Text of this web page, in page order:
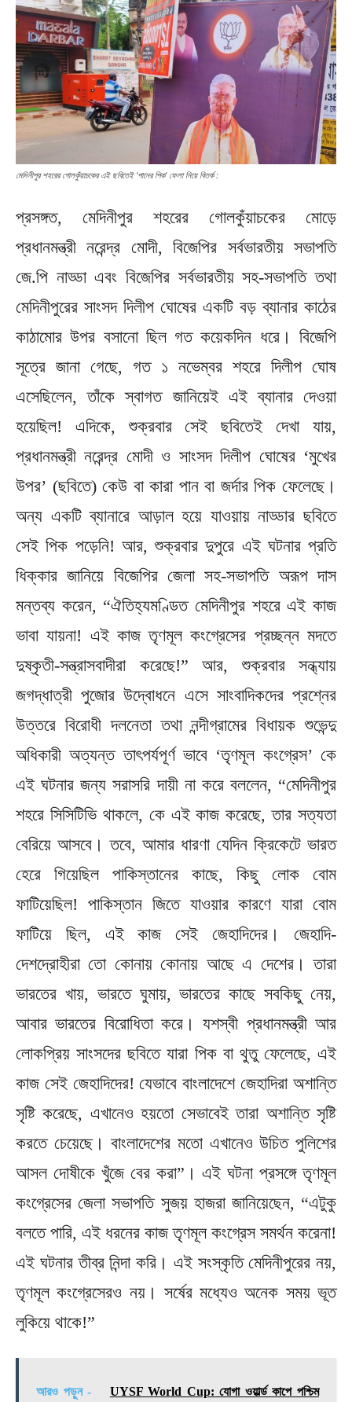
মেদিনীপুর শহরের গোলকুঁয়াচকের এই ছবিতেই ‘পানের পিক’ ফেলা নিয়ে বিতর্ক :
প্রসঙ্গত, মেদিনীপুর শহরের গোলকুঁয়াচকের মোড়ে
প্রধানমন্ত্রী নরেন্দ্র মোদী, বিজেপির সর্বভারতীয় সভাপতি
জে.পি নাড্ডা এবং বিজেপির সর্বভারতীয় সহ-সভাপতি তথা
মেদিনীপুরের সাংসদ দিলীপ ঘোষের একটি বড় ব্যানার কাঠের
কাঠামোর উপর বসানো ছিল গত কয়েকদিন ধরে। বিজেপি
সূত্রে জানা গেছে, গত ১ নভেম্বর শহরে দিলীপ ঘোষ
এসেছিলেন, তাঁকে স্বাগত জানিয়েই এই ব্যানার দেওয়া
হয়েছিল! এদিকে, শুক্রবার সেই ছবিতেই দেখা যায়,
প্রধানমন্ত্রী নরেন্দ্র মোদী ও সাংসদ দিলীপ ঘোষের ‘মুখের
উপর’ (ছবিতে) কেউ বা কারা পান বা জর্দার পিক ফেলেছে।
অন্য একটি ব্যানারে আড়াল হয়ে যাওয়ায় নাড্ডার ছবিতে
সেই পিক পড়েনি! আর, শুক্রবার দুপুরে এই ঘটনার প্রতি
ধিক্কার জানিয়ে বিজেপির জেলা সহ-সভাপতি অরূপ দাস
মন্তব্য করেন, “ঐতিহ্যমণ্ডিত মেদিনীপুর শহরে এই কাজ
ভাবা যায়না! এই কাজ তৃণমূল কংগ্রেসের প্রচ্ছন্ন মদতে
দুষ্কৃতী-সন্ত্রাসবাদীরা করেছে!” আর, শুক্রবার সন্ধ্যায়
জগদ্ধাত্রী পুজোর উদ্বোধনে এসে সাংবাদিকদের প্রশ্নের
উত্তরে বিরোধী দলনেতা তথা নন্দীগ্রামের বিধায়ক শুভেন্দু
অধিকারী অত্যন্ত তাৎপর্যপূর্ণ ভাবে ‘তৃণমূল কংগ্রেস’ কে
এই ঘটনার জন্য সরাসরি দায়ী না‌ করে বললেন, “মেদিনীপুর
শহরে সিসিটিভি থাকলে, কে এই কাজ করেছে, তার সত্যতা
বেরিয়ে আসবে। তবে, আমার ধারণা যেদিন ক্রিকেটে ভারত
হেরে গিয়েছিল পাকিস্তানের কাছে, কিছু লোক বোম
ফাটিয়েছিল! পাকিস্তান জিতে যাওয়ার কারণে যারা বোম
ফাটিয়ে ছিল, এই কাজ সেই জেহাদিদের। জেহাদি-
দেশদ্রোহীরা তো কোনায় কোনায় আছে এ দেশের। তারা
ভারতের খায়, ভারতে ঘুমায়, ভারতের কাছে সবকিছু নেয়,
আবার ভারতের বিরোধিতা করে। যশস্বী প্রধানমন্ত্রী আর
লোকপ্রিয় সাংসদের ছবিতে যারা পিক বা থুতু ফেলেছে, এই
কাজ সেই জেহাদিদের! যেভাবে বাংলাদেশে জেহাদিরা অশান্তি
সৃষ্টি করেছে, এখানেও হয়তো সেভাবেই তারা অশান্তি সৃষ্টি
করতে চেয়েছে। বাংলাদেশের মতো এখানেও উচিত পুলিশের
আসল দোষীকে খুঁজে বের করা”। এই ঘটনা প্রসঙ্গে তৃণমূল
কংগ্রেসের জেলা সভাপতি সুজয় হাজরা জানিয়েছেন, “এটুকু
বলতে পারি, এই ধরনের কাজ তৃণমূল কংগ্রেস সমর্থন করেনা!
এই ঘটনার তীব্র নিন্দা করি। এই সংস্কৃতি মেদিনীপুরের নয়,
তৃণমূল কংগ্রেসেরও নয়। সর্ষের মধ্যেও অনেক সময় ভূত
লুকিয়ে থাকে!”
আরও পড়ুন - UYSF World Cup: যোগা ওয়ার্ল্ড কাপে পশ্চিম